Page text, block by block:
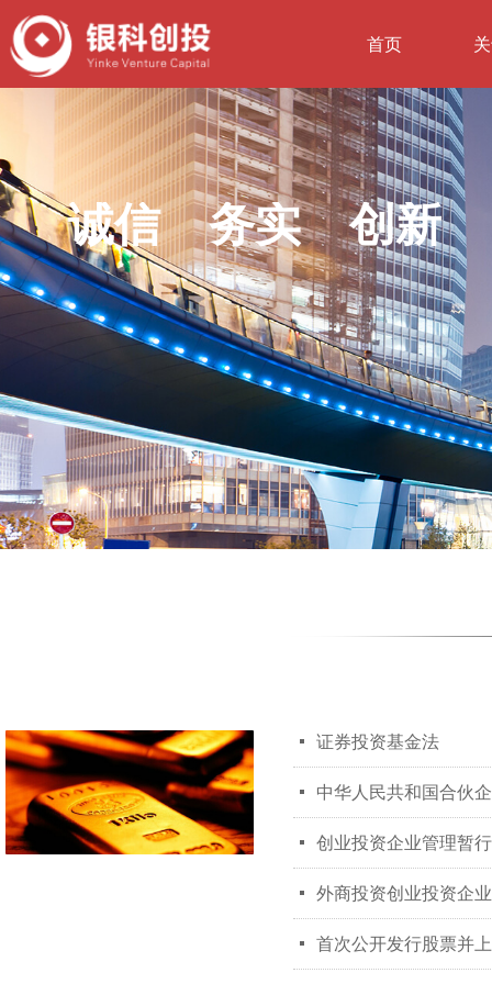
首页
诚信 务实 创新
넷 证券投资基金法
넷 中华人民共和国合伙
넷 创业投资企业管理暂
넷 外商投资创业投资企
넷 首次公开发行股票并